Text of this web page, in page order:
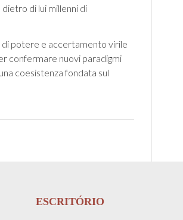
di lui millenni di
di potere e accertamento virile
confermare nuovi paradigmi
coesistenza fondata sul
ESCRITÓRIO